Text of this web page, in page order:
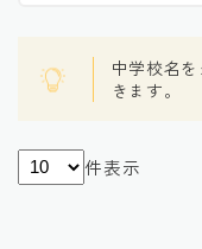
中学校名
きます。
件表示